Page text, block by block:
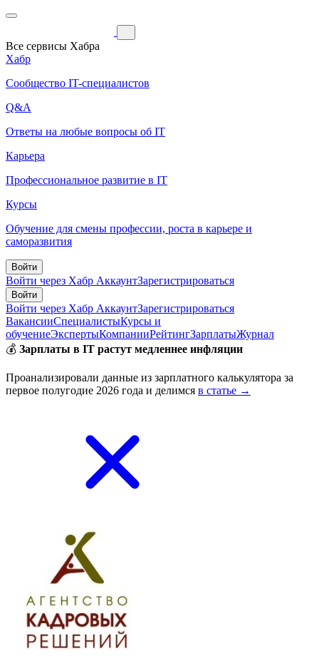
Все сервисы Хабра
Хабр
Сообщество IT-специалистов
Q&A
Ответы на любые вопросы об IT
Карьера
Профессиональное развитие в IT
Курсы
Обучение для смены профессии, роста в карьере и
саморазвития
Войти
Войти через Хабр АккаунтЗарегистрироваться
Войти
Войти через Хабр АккаунтЗарегистрироваться
ВакансииСпециалистыКурсы и
обучениеЭкспертыКомпанииРейтингЗарплатыЖурнал
💰 Зарплаты в IT растут медленнее инфляции
Проанализировали данные из зарплатного калькулятора за
первое полугодие 2026 года и делимся в статье →